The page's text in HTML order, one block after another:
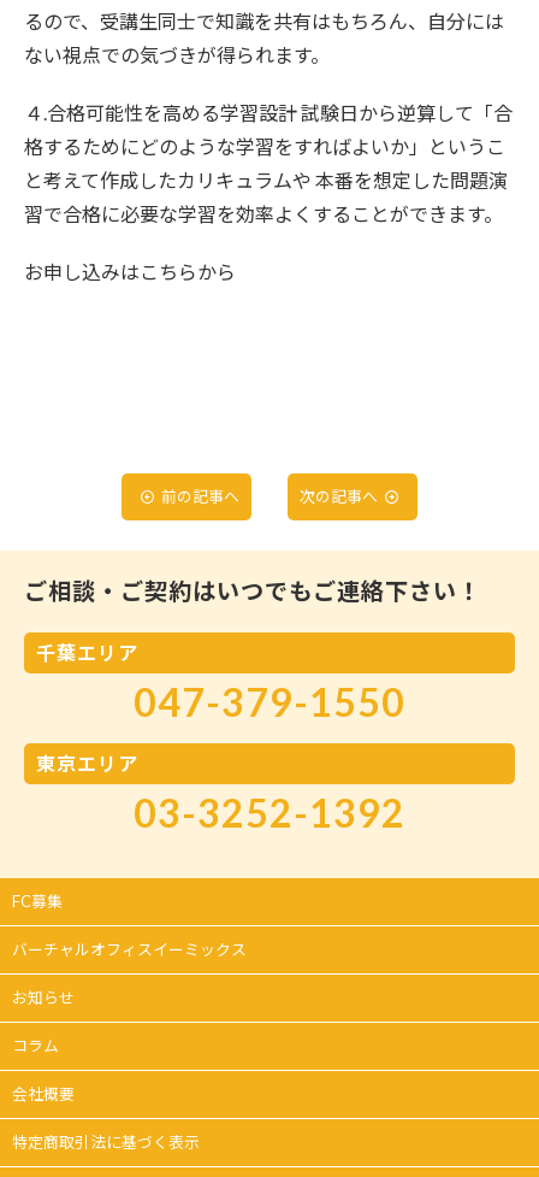
るので、受講生同士で知識を共有はもちろん、自分には
ない視点での気づきが得られます。
４.合格可能性を高める学習設計 試験日から逆算して「合
格するためにどのような学習をすればよいか」というこ
と考えて作成したカリキュラムや 本番を想定した問題演
習で合格に必要な学習を効率よくすることができます。
お申し込みはこちらから
前の記事へ 次の記事へ
ご相談・ご契約はいつでもご連絡下さい！
千葉エリア
047-379-1550
東京エリア
03-3252-1392
FC募集
バーチャルオフィスイーミックス
お知らせ
コラム
会社概要
特定商取引法に基づく表示